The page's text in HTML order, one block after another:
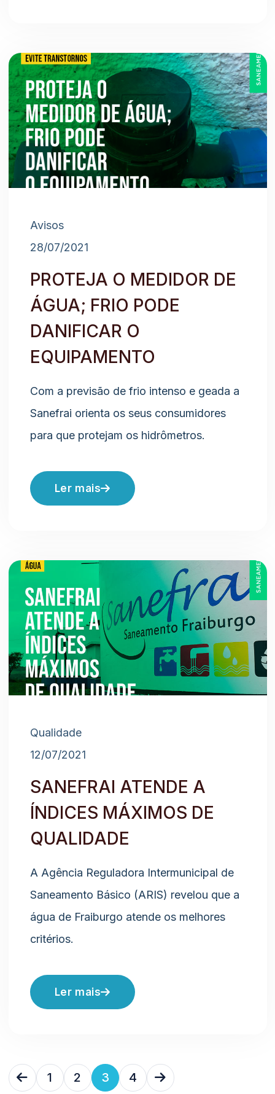
Avisos
28/07/2021
PROTEJA O MEDIDOR DE
ÁGUA; FRIO PODE
DANIFICAR O
EQUIPAMENTO
Com a previsão de frio intenso e geada a
Sanefrai orienta os seus consumidores
para que protejam os hidrômetros.
Ler mais
Qualidade
12/07/2021
SANEFRAI ATENDE A
ÍNDICES MÁXIMOS DE
QUALIDADE
A Agência Reguladora Intermunicipal de
Saneamento Básico (ARIS) revelou que a
água de Fraiburgo atende os melhores
critérios.
Ler mais
1 2 3 4